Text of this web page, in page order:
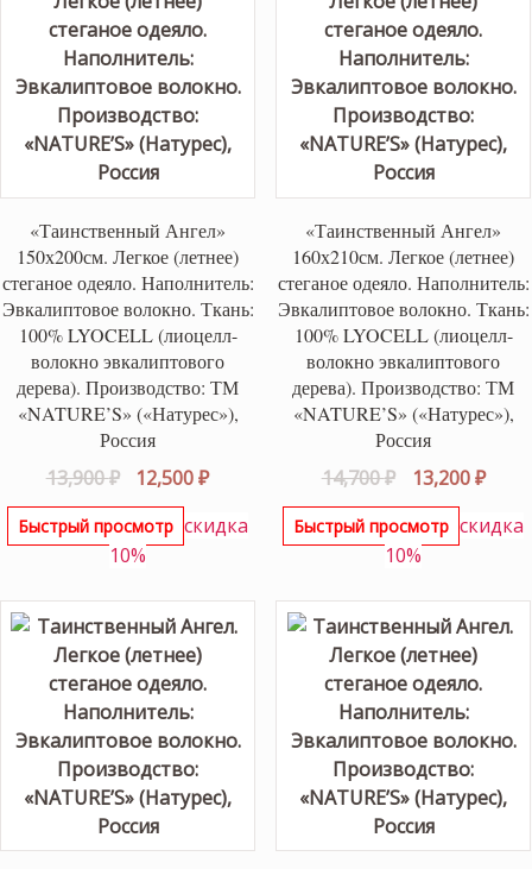
«Таинственный Ангел»
150х200см. Легкое (летнее)
стеганое одеяло. Наполнитель:
Эвкалиптовое волокно. Ткань:
100% LYOCELL (лиоцелл-
волокно эвкалиптового
дерева). Производство: ТМ
«NATURE’S» («Натурес»),
Россия
13,900₽
Первоначальная
цена
составляла
13,900 ₽.
12,500₽Текущая
12,500 ₽.
Быстрый просмотр скидка
10%
«Таинственный Ангел»
160х210см. Легкое (летнее)
стеганое одеяло. Наполнитель:
Эвкалиптовое волокно. Ткань:
100% LYOCELL (лиоцелл-
волокно эвкалиптового
дерева). Производство: ТМ
«NATURE’S» («Натурес»),
Россия
14,700₽
цена
составляла
14,700 ₽.
13,200₽
Быстрый просмотр скидка
10%